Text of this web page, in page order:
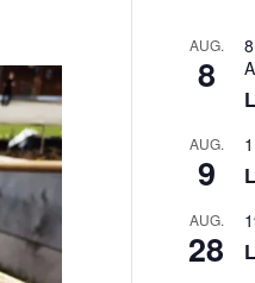
AUG.
8
AUG.
9
AUG.
28